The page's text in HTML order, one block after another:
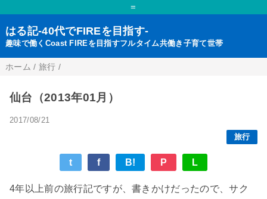
=
はる記-40代でFIREを目指す-
趣味で働くCoast FIREを目指すフルタイム共働き子育て世帯
ホーム / 旅行 /
仙台（2013年01月）
2017/08/21
旅行
t f B! P L
4年以上前の旅行記ですが、書きかけだったので、サク